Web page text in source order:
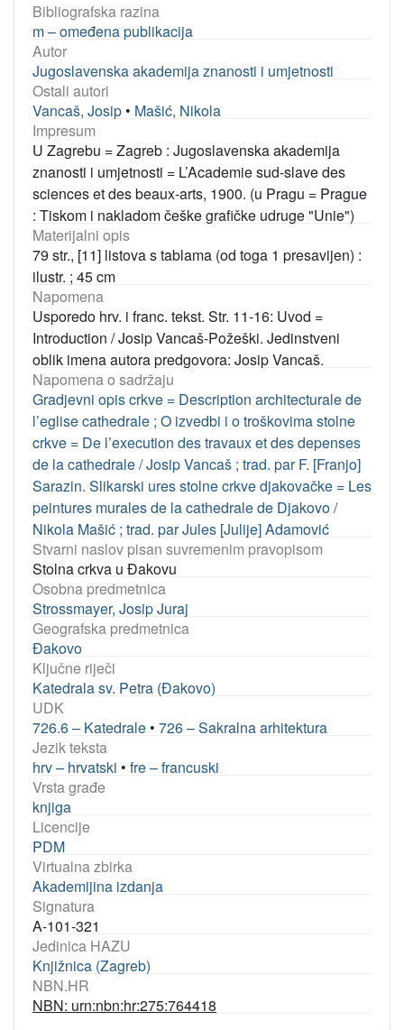
Bibliografska razina
m – omeđena publikacija
Autor
Jugoslavenska akademija znanosti i umjetnosti
Ostali autori
Vancaš, Josip • Mašić, Nikola
Impresum
U Zagrebu = Zagreb : Jugoslavenska akademija
znanosti i umjetnosti = L’Academie sud-slave des
sciences et des beaux-arts, 1900. (u Pragu = Prague
: Tiskom i nakladom češke grafičke udruge "Unie")
Materijalni opis
79 str., [11] listova s tablama (od toga 1 presavijen) :
ilustr. ; 45 cm
Napomena
Usporedo hrv. i franc. tekst. Str. 11-16: Uvod =
Introduction / Josip Vancaš-Požeški. Jedinstveni
oblik imena autora predgovora: Josip Vancaš.
Napomena o sadržaju
Gradjevni opis crkve = Description architecturale de
l’eglise cathedrale ; O izvedbi i o troškovima stolne
crkve = De l’execution des travaux et des depenses
de la cathedrale / Josip Vancaš ; trad. par F. [Franjo]
Sarazin. Slikarski ures stolne crkve djakovačke = Les
peintures murales de la cathedrale de Djakovo /
Nikola Mašić ; trad. par Jules [Julije] Adamović
Stvarni naslov pisan suvremenim pravopisom
Stolna crkva u Đakovu
Osobna predmetnica
Strossmayer, Josip Juraj
Geografska predmetnica
Đakovo
Ključne riječi
Katedrala sv. Petra (Đakovo)
UDK
726.6 – Katedrale • 726 – Sakralna arhitektura
Jezik teksta
hrv – hrvatski • fre – francuski
Vrsta građe
knjiga
Licencije
PDM
Virtualna zbirka
Akademijina izdanja
Signatura
A-101-321
Jedinica HAZU
Knjižnica (Zagreb)
NBN.HR
NBN: urn:nbn:hr:275:764418